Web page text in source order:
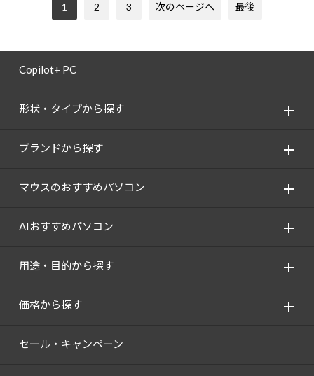
1 2 3 次のページへ 最後
Copilot+ PC
形状・タイプから探す
ブランドから探す
マウスのおすすめパソコン
AIおすすめパソコン
用途・目的から探す
価格から探す
セール・キャンペーン